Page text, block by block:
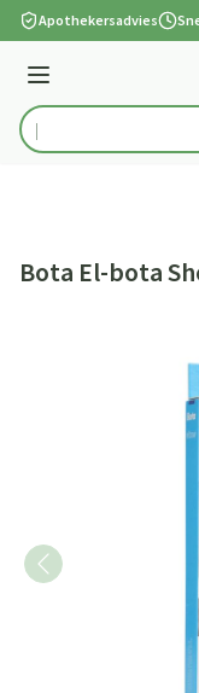
Ga naar de inhoud
Apothekersadvies
Menu
Product, merk,
Bota El-bota